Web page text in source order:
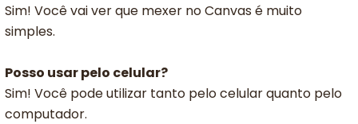
Sim! Você vai ver que mexer no Canvas é muito
simples.
Posso usar pelo celular?
Sim! Você pode utilizar tanto pelo celular quanto pelo
computador.